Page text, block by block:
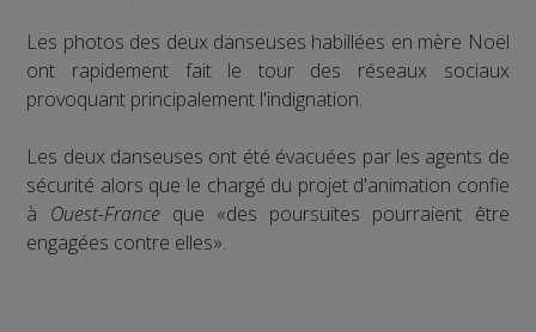
Les photos des deux danseuses habillées en mère Noël
ont rapidement fait le tour des réseaux sociaux
provoquant principalement l'indignation.
Les deux danseuses ont été évacuées par les agents de
sécurité alors que le chargé du projet d'animation confie
à Ouest-Franceque «des poursuites pourraient être
engagées contre elles».